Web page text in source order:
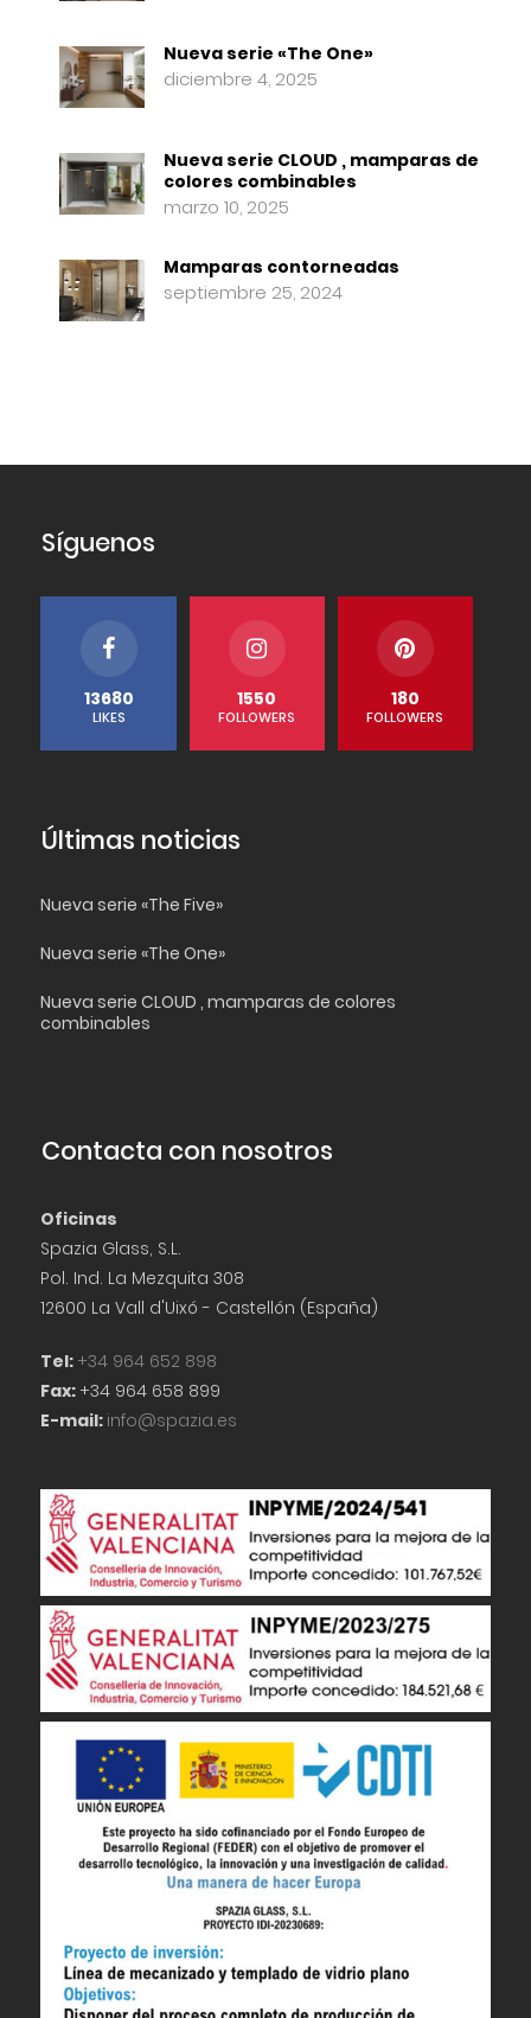
Nueva serie «The One»
diciembre 4, 2025
Nueva serie CLOUD , mamparas de
colores combinables
marzo 10, 2025
Mamparas contorneadas
septiembre 25, 2024
Síguenos
13680
LIKES
1550
FOLLOWERS
180
FOLLOWERS
Últimas noticias
Nueva serie «The Five»
Nueva serie «The One»
Nueva serie CLOUD , mamparas de colores
combinables
Contacta con nosotros
Oficinas
Spazia Glass, S.L.
Pol. Ind. La Mezquita 308
12600 La Vall d'Uixó - Castellón (España)
Tel: +34 964 652 898
Fax: +34 964 658 899
E-mail: info@spazia.es